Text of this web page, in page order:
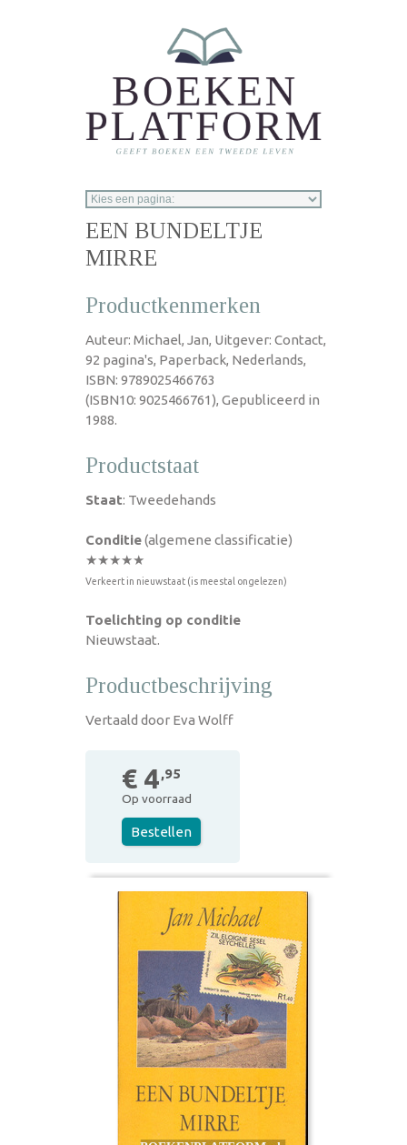
EEN BUNDELTJE
MIRRE
Productkenmerken
Auteur: Michael, Jan, Uitgever: Contact,
92 pagina's, Paperback, Nederlands,
ISBN: 9789025466763
(ISBN10: 9025466761), Gepubliceerd in
1988.
Productstaat
Staat: Tweedehands
Conditie(algemene classificatie)
★★★★★
Verkeert in nieuwstaat (is meestal ongelezen)
Toelichting op conditie
Nieuwstaat.
Productbeschrijving
Vertaald door Eva Wolff
€ 4,95
Op voorraad
Bestellen